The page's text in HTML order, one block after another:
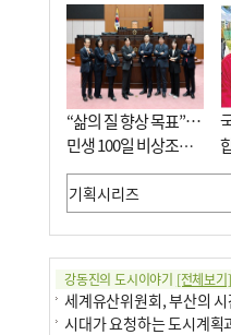
“삶의 질 향상 목표”…
민생 100일 비상조치
면밀 심사
강동진의 도시이야기 [전체보기]
세계유산위원회, 부산의
시대가 요청하는 도시계획